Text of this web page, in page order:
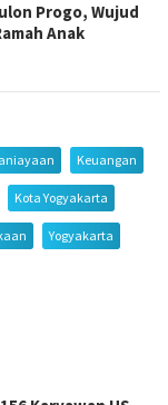
Progo, Wujud
Anak
Keuangan
Kota Yogyakarta
Yogyakarta